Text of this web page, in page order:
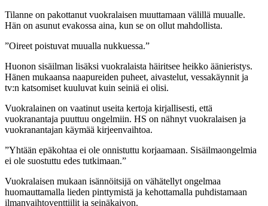
Tilanne on pakottanut vuokralaisen muuttamaan välillä muualle.
Hän on asunut evakossa aina, kun se on ollut mahdollista.
”Oireet poistuvat muualla nukkuessa.”
Huonon sisäilman lisäksi vuokralaista häiritsee heikko äänieristys.
Hänen mukaansa naapureiden puheet, aivastelut, vessakäynnit ja
tv:n katsomiset kuuluvat kuin seiniä ei olisi.
Vuokralainen on vaatinut useita kertoja kirjallisesti, että
vuokranantaja puuttuu ongelmiin. HS on nähnyt vuokralaisen ja
vuokranantajan käymää kirjeenvaihtoa.
”Yhtään epäkohtaa ei ole onnistuttu korjaamaan. Sisäilmaongelmia
ei ole suostuttu edes tutkimaan.”
Vuokralaisen mukaan isännöitsijä on vähätellyt ongelmaa
huomauttamalla lieden pinttymistä ja kehottamalla puhdistamaan
ilmanvaihtoventtiilit ja seinäkaivon.